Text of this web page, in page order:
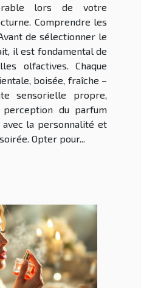
lors de votre
Comprendre les
de sélectionner le
il est fondamental de
olfactives. Chaque
boisée, fraîche –
sensorielle propre,
du parfum
avec la personnalité et
Opter pour...